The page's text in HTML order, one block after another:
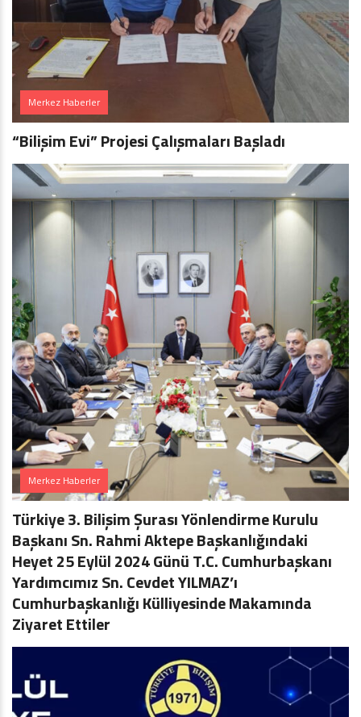
Merkez Haberler
“Bilişim Evi” Projesi Çalışmaları Başladı
Merkez Haberler
Türkiye 3. Bilişim Şurası Yönlendirme Kurulu
Başkanı Sn. Rahmi Aktepe Başkanlığındaki
Heyet 25 Eylül 2024 Günü T.C. Cumhurbaşkanı
Yardımcımız Sn. Cevdet YILMAZ’ı
Cumhurbaşkanlığı Külliyesinde Makamında
Ziyaret Ettiler